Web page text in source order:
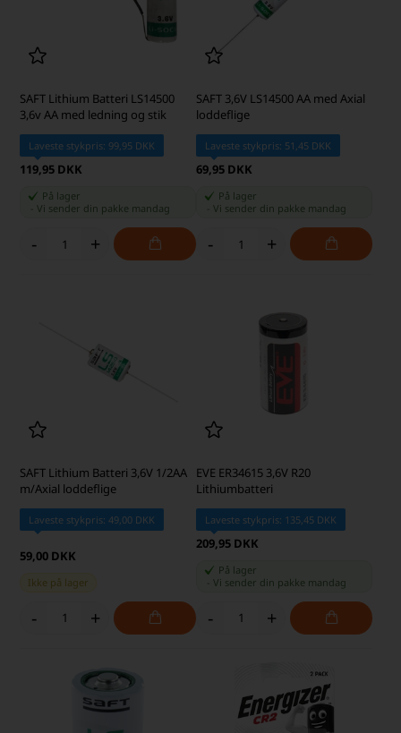
SAFT Lithium Batteri LS14500
3,6v AA med ledning og stik
Laveste stykpris: 99,95 DKK
119,95 DKK
På lager
-Vi sender din pakke mandag
- +
SAFT 3,6V LS14500 AA med Axial
loddeflige
Laveste stykpris: 51,45 DKK
69,95 DKK
På lager
Vi sender din pakke mandag
- +
SAFT Lithium Batteri 3,6V 1/2AA
m/Axial loddeflige
Laveste stykpris: 49,00 DKK
59,00 DKK
Ikke på lager
- +
EVE ER34615 3,6V R20
Lithiumbatteri
Laveste stykpris: 135,45 DKK
209,95 DKK
På lager
Vi sender din pakke mandag
- +